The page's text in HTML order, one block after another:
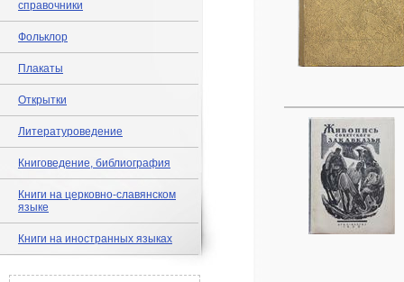
справочники
Фольклор
Плакаты
Открытки
Литературоведение
Книговедение, библиография
Книги на церковно-славянском
языке
Книги на иностранных языках